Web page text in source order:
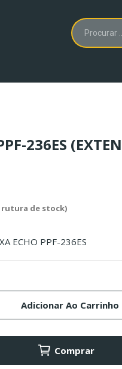
236ES
rutura de stock)
ECHO PPF-236ES
Adicionar Ao Carrinho
Comprar